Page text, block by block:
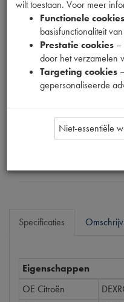
Fabrikant
Productnummer
1911095
€131,58 (€
Dit product kan op dit
Specificaties
Eigenschappen
OE Citroën
wilt toestaan. Voor meer
Functionele cookies
basisfunctionaliteit
Prestatie cookies –
door het verzamelen
Targeting cookies
gepersonaliseerde
Niet-essentiële